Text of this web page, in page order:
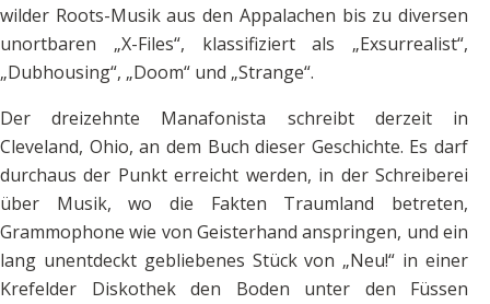
wilder Roots-Musik aus den Appalachen bis zu diversen
unortbaren „X-Files“, klassifiziert als „Exsurrealist“,
„Dubhousing“, „Doom“ und „Strange“.
Der dreizehnte Manafonista schreibt derzeit in
Cleveland, Ohio, an dem Buch dieser Geschichte. Es darf
durchaus der Punkt erreicht werden, in der Schreiberei
über Musik, wo die Fakten Traumland betreten,
Grammophone wie von Geisterhand anspringen, und ein
lang unentdeckt gebliebenes Stück von „Neu!“ in einer
Krefelder Diskothek den Boden unter den Füssen